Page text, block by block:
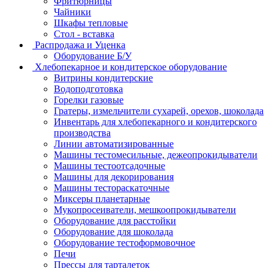
Чайники
Шкафы тепловые
Стол - вставка
Распродажа и Уценка
Оборудование Б/У
Хлебопекарное и кондитерское оборудование
Витрины кондитерские
Водоподготовка
Горелки газовые
Гратеры, измельчители сухарей, орехов, шоколада
Инвентарь для хлебопекарного и кондитерского
производства
Линии автоматизированные
Машины тестомесильные, дежеопрокидыватели
Машины тестоотсадочные
Машины для декорирования
Машины тестораскаточные
Миксеры планетарные
Мукопросеиватели, мешкоопрокидыватели
Оборудование для расстойки
Оборудование для шоколада
Оборудование тестоформовочное
Печи
Прессы для тарталеток